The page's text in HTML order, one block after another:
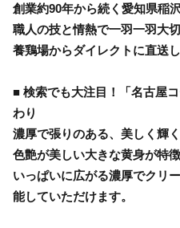
創業約90年から続く愛知県稲
職人の技と情熱で一羽一羽大
養鶏場からダイレクトに直送し
■ 検索でも大注目！「名古屋
わり
濃厚で張りのある、美しく輝
色艶が美しい大きな黄身が特
いっぱいに広がる濃厚でクリ
能していただけます。